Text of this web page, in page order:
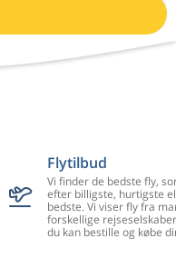
Flytilbud
Vi finder de bedste fly,
efter billigste, hurtigste
bedste. Vi viser fly fra
forskellige
du kan bestille og købe